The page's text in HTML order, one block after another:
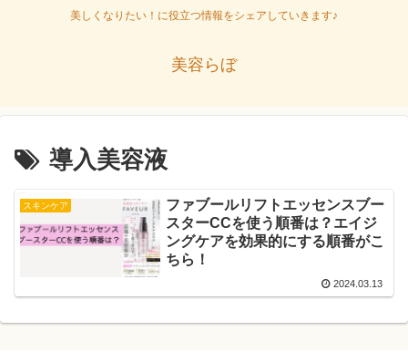
美しくなりたい！に役立つ情報をシェアしていきます♪
美容らぼ
導入美容液
スキンケア
ファブールリフトエッセンスブー
スターCCを使う順番は？エイジ
ングケアを効果的にする順番がこ
ちら！
2024.03.13